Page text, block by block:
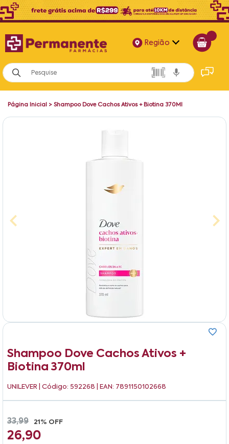
Região
Alagoas
Bahia
Página Inicial > Shampoo Dove Cachos Ativos + Biotina 370Ml
Shampoo Dove Cachos Ativos +
Biotina 370ml
UNILEVER | Código: 592268 | EAN: 7891150102668
33,99 21% OFF
26,90